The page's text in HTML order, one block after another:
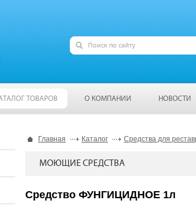
ТОВАРОВ О КОМПАНИИ НОВОСТИ
Главная Каталог Средства для
МОЮЩИЕ СРЕДСТВА
Средство ФУНГИЦИДНОЕ 1л